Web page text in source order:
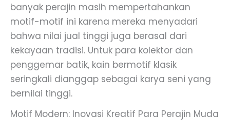
banyak perajin masih mempertahankan
motif-motif ini karena mereka menyadari
bahwa nilai jual tinggi juga berasal dari
kekayaan tradisi. Untuk para kolektor dan
penggemar batik, kain bermotif klasik
seringkali dianggap sebagai karya seni yang
bernilai tinggi.
Motif Modern: Inovasi Kreatif Para Perajin Muda